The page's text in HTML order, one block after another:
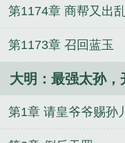
第1174章 商帮又出
第1173章 召回蓝玉
大明：最强太孙
第1章 请皇爷爷赐孙